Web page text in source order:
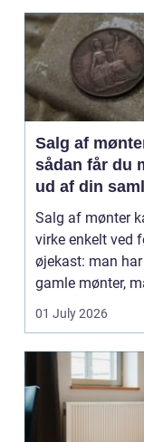
Salg af
sådan får du
ud af din
Salg af mønter
virke enkelt ved
øjekast: man
gamle mønter,
dem vurderet...
01 July 2026